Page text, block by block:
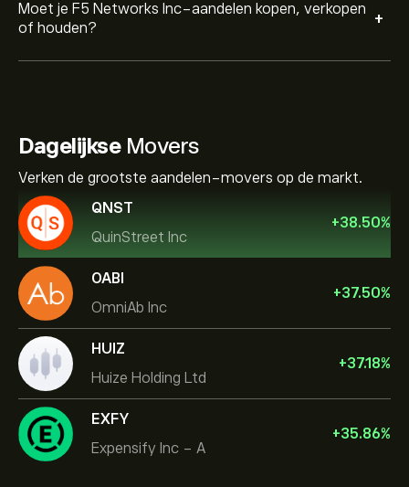
Moet je F5 Networks Inc-aandelen kopen, verkopen
of houden?
+
DagelijkseMovers
Verken de grootste aandelen-movers op de markt.
QNST
QuinStreet Inc
+38.50%
OABI
OmniAb Inc
+37.50%
HUIZ
Huize Holding Ltd
+37.18%
EXFY
Expensify Inc - A
+35.86%